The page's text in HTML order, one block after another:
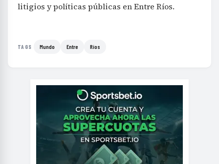
litigios y políticas públicas en Entre Ríos.
TAGS Mundo Entre Ríos